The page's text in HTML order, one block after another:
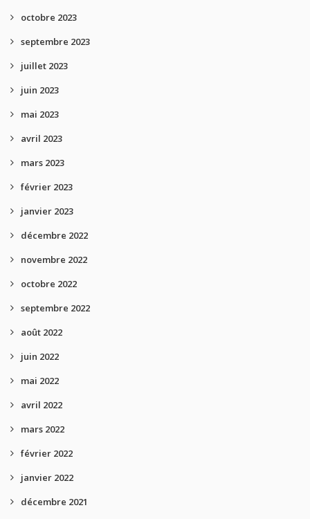
octobre 2023
septembre 2023
juillet 2023
juin 2023
mai 2023
avril 2023
mars 2023
février 2023
janvier 2023
décembre 2022
novembre 2022
octobre 2022
septembre 2022
août 2022
juin 2022
mai 2022
avril 2022
mars 2022
février 2022
janvier 2022
décembre 2021